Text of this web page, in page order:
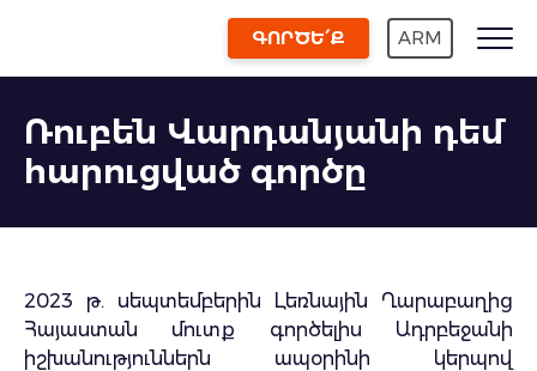
ԳՈՐԾԵ՛Ք ARM
Ռուբեն Վարդանյանի դեմ
հարուցված գործը
2023 թ. սեպտեմբերին Լեռնային Ղարաբաղից
Հայաստան մուտք գործելիս Ադրբեջանի
իշխանություններն ապօրինի կերպով